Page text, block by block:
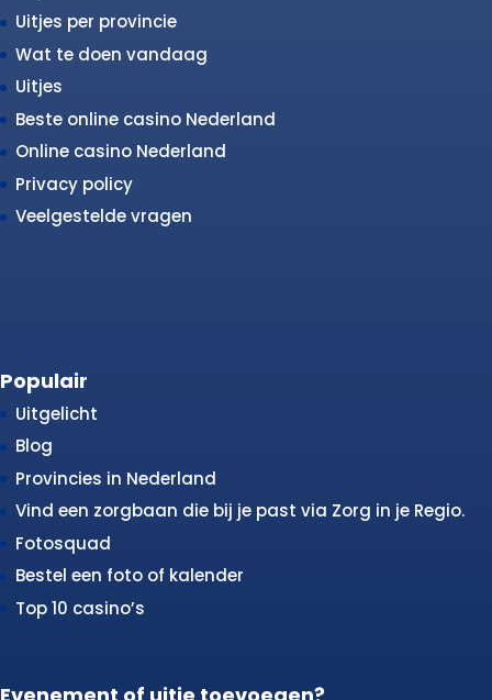
Uitjes per provincie
Wat te doen vandaag
Uitjes
Beste online casino Nederland
Online casino Nederland
Privacy policy
Veelgestelde vragen
Populair
Uitgelicht
Blog
Provincies in Nederland
Vind een zorgbaan die bij je past via Zorg in je Regio.
Fotosquad
Bestel een foto of kalender
Top 10 casino’s